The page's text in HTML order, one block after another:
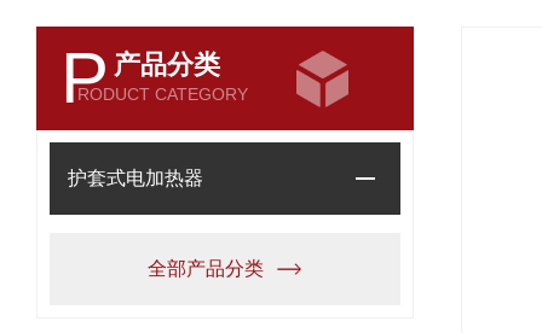
P 产品分类
RODUCT CATEGORY
护套式电加热器
全部产品分类